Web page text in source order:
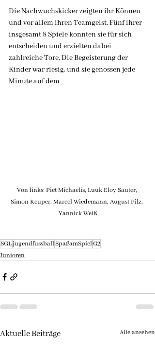
Die Nachwuchskicker zeigten ihr Können
und vor allem ihren Teamgeist. Fünf ihrer
insgesamt 8 Spiele konnten sie für sich
entscheiden und erzielten dabei
zahlreiche Tore. Die Begeisterung der
Kinder war riesig, und sie genossen jede
Minute auf dem
Von links: Piet Michaelis, Luuk Eloy Sauter,
Simon Keuper, Marcel Wiedemann, August Pilz,
Yannick Weiß
SGLjugendfussballSpaßamSpielG2
Junioren
Aktuelle Beiträge Alle ansehen